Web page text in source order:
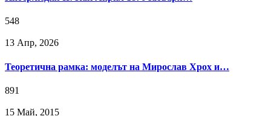
548
13 Апр, 2026
Теоретична рамка: моделът на Мирослав Хрох и…
891
15 Май, 2015